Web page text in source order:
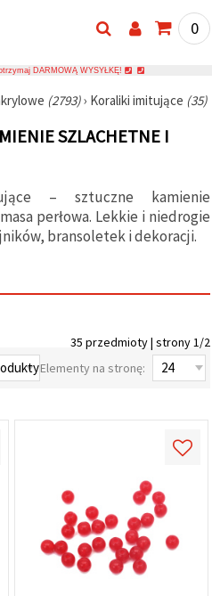
0
DARMOWĄ WYSYŁKĘ!
(2793)› Koraliki imitujące (35)
SZLACHETNE I
– sztuczne kamienie
perłowa. Lekkie i niedrogie
bransoletek i dekoracji.
35 przedmioty | strony 1/2
Elementy na stronę: